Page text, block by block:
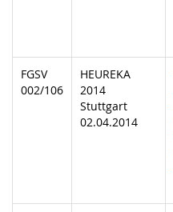
FGSV
002/106
HEUREKA
2014
Stuttgart
02.04.2014